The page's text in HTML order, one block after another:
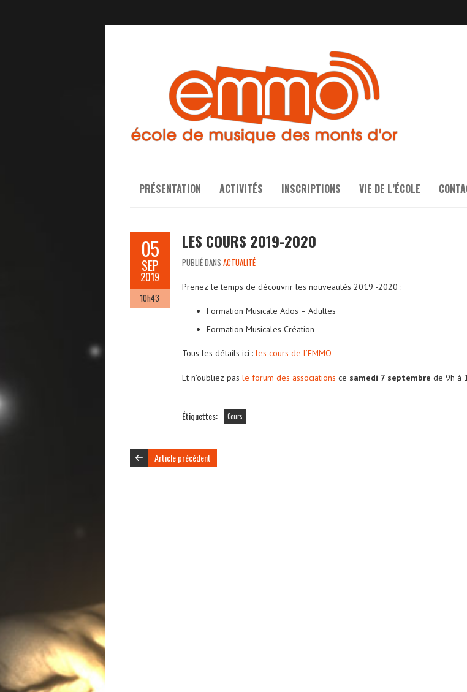
PRÉSENTATION ACTIVITÉS INSCRIPTIONS VIE DE L’ÉCOLE
05
SEP
2019
10h43
LES COURS 2019-2020
PUBLIÉ DANS ACTUALITÉ
Prenez le temps de découvrir les nouveautés 2019 -2020 :
Formation Musicale Ados – Adultes
Formation Musicales Création
Tous les détails ici : les cours de l’EMMO
Et n’oubliez pas le forum des associations ce samedi 7 septembre de 9h à
Étiquettes: Cours
Article précédent